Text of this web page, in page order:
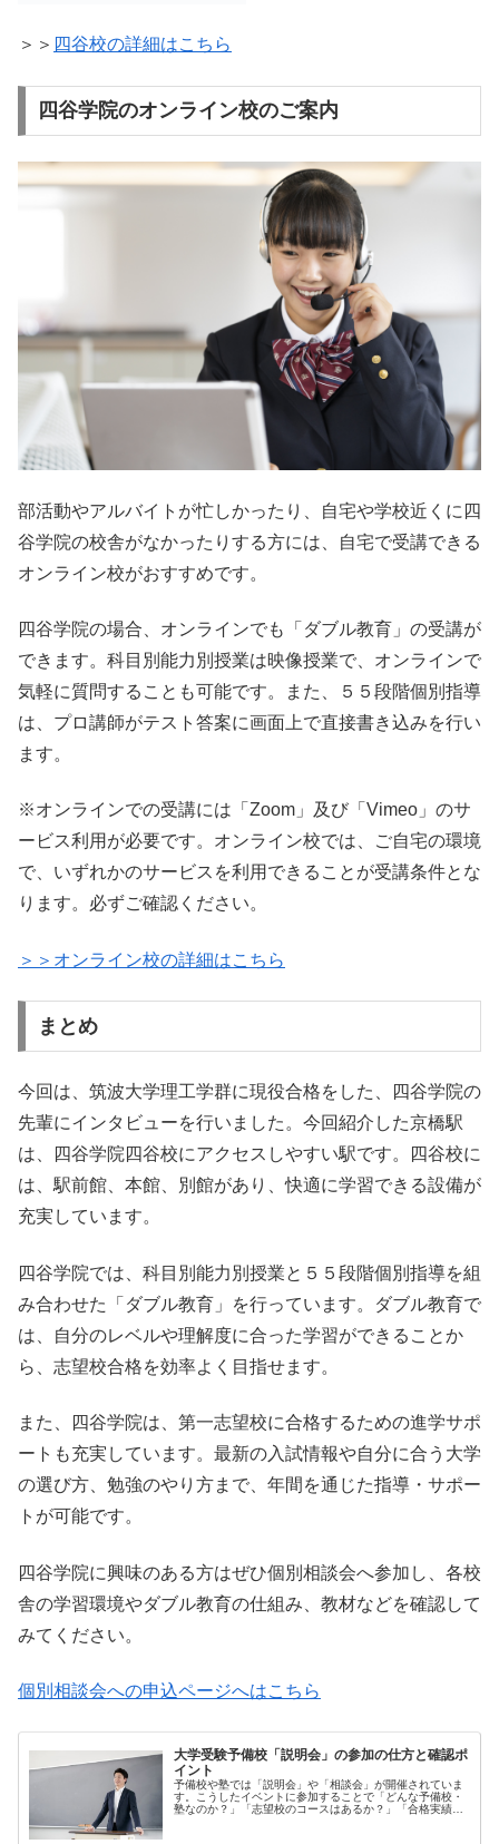
＞＞ 四谷校の詳細はこちら
四谷学院のオンライン校のご案内
部活動やアルバイトが忙しかったり、自宅や学校近くに四
谷学院の校舎がなかったりする方には、自宅で受講できる
オンライン校がおすすめです。
四谷学院の場合、オンラインでも「ダブル教育」の受講が
できます。科目別能力別授業は映像授業で、オンラインで
気軽に質問することも可能です。また、５５段階個別指導
は、プロ講師がテスト答案に画面上で直接書き込みを行い
ます。
※オンラインでの受講には「Zoom」及び「Vimeo」のサ
ービス利用が必要です。オンライン校では、ご自宅の環境
で、いずれかのサービスを利用できることが受講条件とな
ります。必ずご確認ください。
＞＞オンライン校の詳細はこちら
まとめ
今回は、筑波大学理工学群に現役合格をした、四谷学院の
先輩にインタビューを行いました。今回紹介した京橋駅
は、四谷学院四谷校にアクセスしやすい駅です。四谷校に
は、駅前館、本館、別館があり、快適に学習できる設備が
充実しています。
四谷学院では、科目別能力別授業と５５段階個別指導を組
み合わせた「ダブル教育」を行っています。ダブル教育で
は、自分のレベルや理解度に合った学習ができることか
ら、志望校合格を効率よく目指せます。
また、四谷学院は、第一志望校に合格するための進学サポ
ートも充実しています。最新の入試情報や自分に合う大学
の選び方、勉強のやり方まで、年間を通じた指導・サポー
トが可能です。
四谷学院に興味のある方はぜひ個別相談会へ参加し、各校
舎の学習環境やダブル教育の仕組み、教材などを確認して
みてください。
個別相談会への申込ページへはこちら
大学受験予備校「説明会」の参加の仕方と確認ポ
イント
予備校や塾では「説明会」や「相談会」が開催されていま
す。こうしたイベントに参加することで「どんな予備校・
塾なのか？」「志望校のコースはあるか？」「合格実績は